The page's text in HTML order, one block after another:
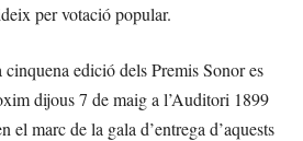
per votació popular.
edició dels Premis Sonor es
dijous 7 de maig a l’Auditori 1899
el marc de la gala d’entrega d’aquests